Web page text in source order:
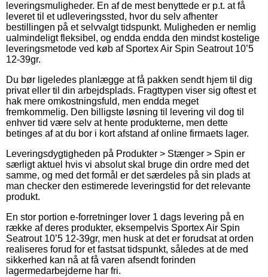
leveringsmuligheder. En af de mest benyttede er p.t. at få
leveret til et udleveringssted, hvor du selv afhenter
bestillingen på et selvvalgt tidspunkt. Muligheden er nemlig
ualmindeligt fleksibel, og endda endda den mindst kostelige
leveringsmetode ved køb af Sportex Air Spin Seatrout 10’5
12-39gr.
Du bør ligeledes planlægge at få pakken sendt hjem til dig
privat eller til din arbejdsplads. Fragttypen viser sig oftest et
hak mere omkostningsfuld, men endda meget
fremkommelig. Den billigste løsning til levering vil dog til
enhver tid være selv at hente produkterne, men dette
betinges af at du bor i kort afstand af online firmaets lager.
Leveringsdygtigheden på Produkter > Stænger > Spin er
særligt aktuel hvis vi absolut skal bruge din ordre med det
samme, og med det formål er det særdeles på sin plads at
man checker den estimerede leveringstid for det relevante
produkt.
En stor portion e-forretninger lover 1 dags levering på en
række af deres produkter, eksempelvis Sportex Air Spin
Seatrout 10’5 12-39gr, men husk at det er forudsat at orden
realiseres forud for et fastsat tidspunkt, således at de med
sikkerhed kan nå at få varen afsendt forinden
lagermedarbejderne har fri.